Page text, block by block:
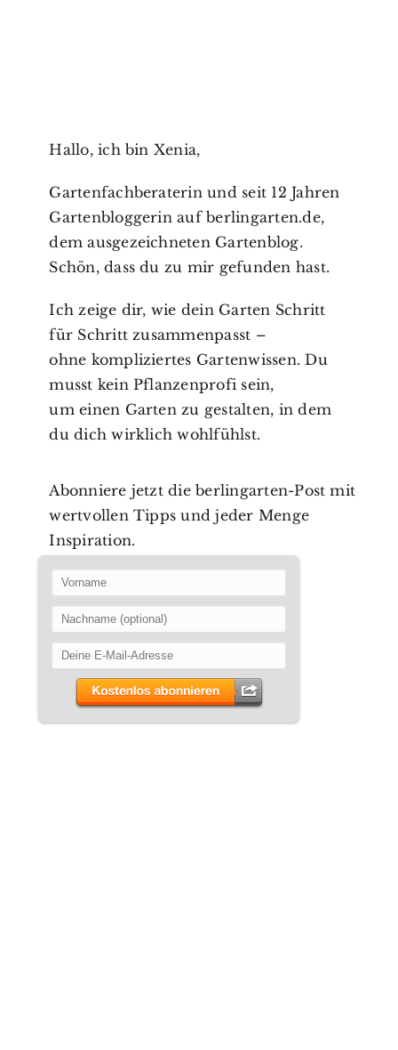
Hallo, ich bin Xenia,
Gartenfachberaterin und seit 12 Jahren
Gartenbloggerin auf berlingarten.de,
dem ausgezeichneten Gartenblog.
Schön, dass du zu mir gefunden hast.
Ich zeige dir, wie dein Garten Schritt
für Schritt zusammenpasst –
ohne kompliziertes Gartenwissen. Du
musst kein Pflanzenprofi sein,
um einen Garten zu gestalten, in dem
du dich wirklich wohlfühlst.
Abonniere jetzt die berlingarten-Post mit
wertvollen Tipps und jeder Menge
Inspiration.